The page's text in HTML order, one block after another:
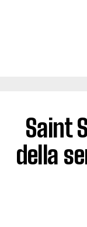
Saint
della